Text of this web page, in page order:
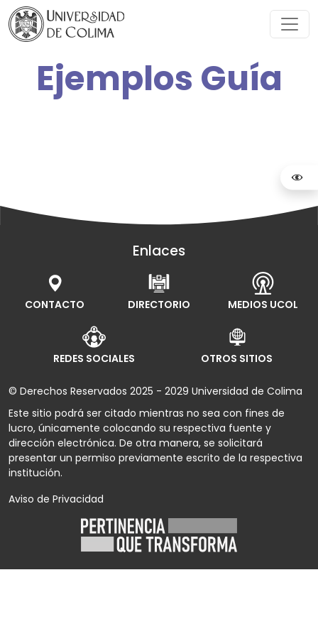
Ejemplos Guía
Enlaces
CONTACTO DIRECTORIO MEDIOS UCOL
REDES SOCIALES OTROS SITIOS
© Derechos Reservados 2025 - 2029 Universidad de Colima
Este sitio podrá ser citado mientras no sea con fines de
lucro, únicamente colocando su respectiva fuente y
dirección electrónica. De otra manera, se solicitará
presentar un permiso previamente escrito de la respectiva
institución.
Aviso de Privacidad